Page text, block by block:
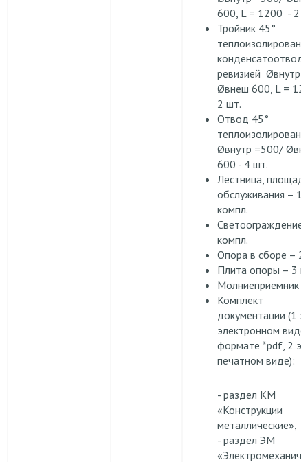
600, L = 1200 - 2
Тройник 45°
ревизией Øвнутр
Øвнеш 600, L =
2 шт.
Отвод 45°
Øвнутр =500/
600 - 4 шт.
Лестница,
обслуживания – 1
компл.
Светоограждение
компл.
Опора в сборе – 2
Плита опоры – 3
Молниеприемник
Комплект
документации (1
электронном виде
формате *pdf, 2
печатном виде):
- раздел КМ
«Конструкции
металлические»,
- раздел ЭМ